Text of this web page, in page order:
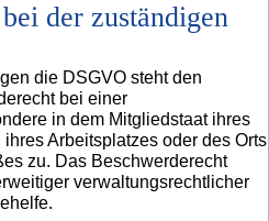
der zuständigen
die DSGVO steht den
bei einer
in dem Mitgliedstaat ihres
Arbeitsplatzes oder des Orts
zu. Das Beschwerderecht
verwaltungsrechtlicher